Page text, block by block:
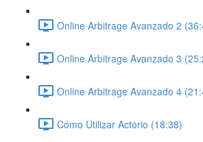
Online Arbitrage Avanzado 2
Online Arbitrage Avanzado 3
Online Arbitrage Avanzado 4
Cómo Utilizar Actorio (18:38)